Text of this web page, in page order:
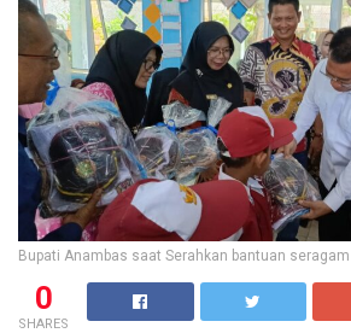
Bupati Anambas saat Serahkan bantuan
0
SHARES